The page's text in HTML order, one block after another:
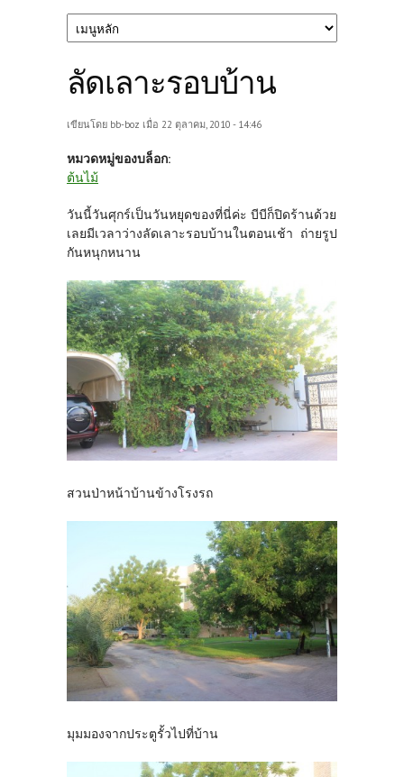
ลัดเลาะรอบบ้าน
เขียนโดย bb-boz เมื่อ 22 ตุลาคม, 2010 - 14:46
หมวดหมู่ของบล็อก:
ต้นไม้
วันนี้วันศุกร์เป็นวันหยุดของที่นี่ค่ะ บีบีก็ปิดร้านด้วย
เลยมีเวลาว่างลัดเลาะรอบบ้านในตอนเช้า ถ่ายรูป
กันหนุกหนาน
สวนป่าหน้าบ้านข้างโรงรถ
มุมมองจากประตูรั้วไปที่บ้าน